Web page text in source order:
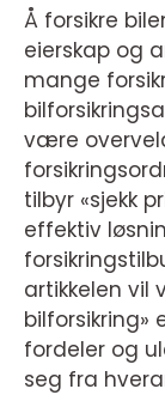
Å forsikre
eierskap og
mange
være
tilbyr «sjekk
effektiv
artikkelen vil
bilforsikring»
fordeler og
seg fra